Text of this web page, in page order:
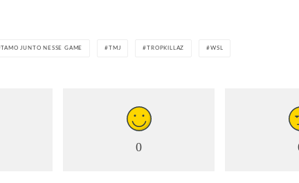
TAMO JUNTO NESSE GAME TMJ TROPKILLAZ WSL
0